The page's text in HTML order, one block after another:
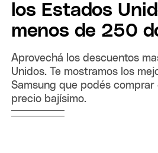
los Estados
menos de 250
Aprovechá los descuentos
Unidos. Te mostramos los
Samsung que podés comprar
precio bajísimo.